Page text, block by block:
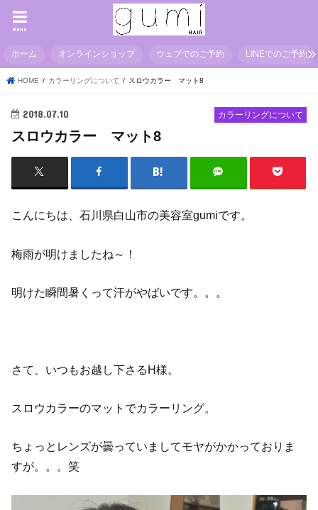
menu
ホーム オンラインショップ ウェブでのご予約 LINEでのご予約
HOME カラーリングについて スロウカラー マット8
カラーリングについて
2018.07.10
スロウカラー マット8
こんにちは、石川県白山市の美容室gumiです。
梅雨が明けましたね～！
明けた瞬間暑くって汗がやばいです。。。
さて、いつもお越し下さるH様。
スロウカラーのマットでカラーリング。
ちょっとレンズが曇っていましてモヤがかかっておりま
すが。。。笑